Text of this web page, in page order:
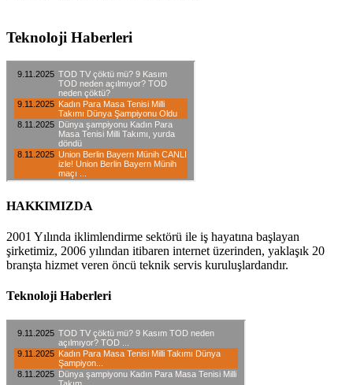
Teknoloji Haberleri
HAKKIMIZDA
2001 Yılında iklimlendirme sektörü ile iş hayatına başlayan
şirketimiz, 2006 yılından itibaren internet üzerinden, yaklaşık 20
branşta hizmet veren öncü teknik servis kuruluşlardandır.
Teknoloji Haberleri